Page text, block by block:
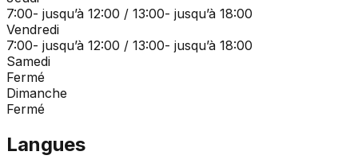
7:00- jusqu’à 12:00 / 13:00- jusqu’à 18:00
Vendredi
7:00- jusqu’à 12:00 / 13:00- jusqu’à 18:00
Samedi
Fermé
Dimanche
Fermé
Langues